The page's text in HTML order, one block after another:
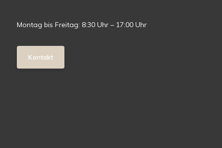
Montag bis Freitag: 8:30 Uhr – 17:00 Uhr
Kontakt